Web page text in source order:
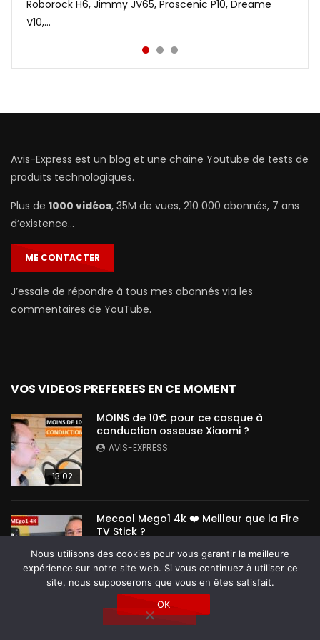
Roborock H6, Jimmy JV65, Proscenic P10, Dreame
V10,...
c’est gratuit | http://bit.ly...
sacrifiant au passage le coté tactile. Voir le meilleur
prix : http://bit.ly/Redmi-Aird...
Avis-Express est un blog et une chaine Youtube de tests de
produits technologiques.
Plus de 1000 vidéos, 35M de vues, 210 000 abonnés, 7 ans
d’existence…
ME CONTACTER
J’essaie de répondre à tous mes abonnés via les
commentaires de YouTube.
VOS VIDEOS PREFEREES EN CE MOMENT
13:02
MOINS de 10€ pour ce casque à
conduction osseuse Xiaomi ?
AVIS-EXPRESS
12:40
Mecool Mego1 4k ❤️ Meilleur que la Fire
TV Stick ?
AVIS-EXPRESS
Angwatt F1 ❤️ Le meilleur rapport prix
Nous utilisons des cookies pour vous garantir la meilleure
expérience sur notre site web. Si vous continuez à utiliser ce
site, nous supposerons que vous en êtes satisfait.
OK